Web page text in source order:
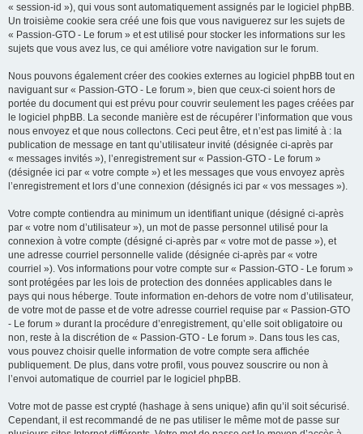
« session-id »), qui vous sont automatiquement assignés par le logiciel phpBB.
Un troisième cookie sera créé une fois que vous naviguerez sur les sujets de
« Passion-GTO - Le forum » et est utilisé pour stocker les informations sur les
sujets que vous avez lus, ce qui améliore votre navigation sur le forum.
Nous pouvons également créer des cookies externes au logiciel phpBB tout en
naviguant sur « Passion-GTO - Le forum », bien que ceux-ci soient hors de
portée du document qui est prévu pour couvrir seulement les pages créées par
le logiciel phpBB. La seconde manière est de récupérer l’information que vous
nous envoyez et que nous collectons. Ceci peut être, et n’est pas limité à : la
publication de message en tant qu’utilisateur invité (désignée ci-après par
« messages invités »), l’enregistrement sur « Passion-GTO - Le forum »
(désignée ici par « votre compte ») et les messages que vous envoyez après
l’enregistrement et lors d’une connexion (désignés ici par « vos messages »).
Votre compte contiendra au minimum un identifiant unique (désigné ci-après
par « votre nom d’utilisateur »), un mot de passe personnel utilisé pour la
connexion à votre compte (désigné ci-après par « votre mot de passe »), et
une adresse courriel personnelle valide (désignée ci-après par « votre
courriel »). Vos informations pour votre compte sur « Passion-GTO - Le forum »
sont protégées par les lois de protection des données applicables dans le
pays qui nous héberge. Toute information en-dehors de votre nom d’utilisateur,
de votre mot de passe et de votre adresse courriel requise par « Passion-GTO
- Le forum » durant la procédure d’enregistrement, qu’elle soit obligatoire ou
non, reste à la discrétion de « Passion-GTO - Le forum ». Dans tous les cas,
vous pouvez choisir quelle information de votre compte sera affichée
publiquement. De plus, dans votre profil, vous pouvez souscrire ou non à
l’envoi automatique de courriel par le logiciel phpBB.
Votre mot de passe est crypté (hashage à sens unique) afin qu’il soit sécurisé.
Cependant, il est recommandé de ne pas utiliser le même mot de passe sur